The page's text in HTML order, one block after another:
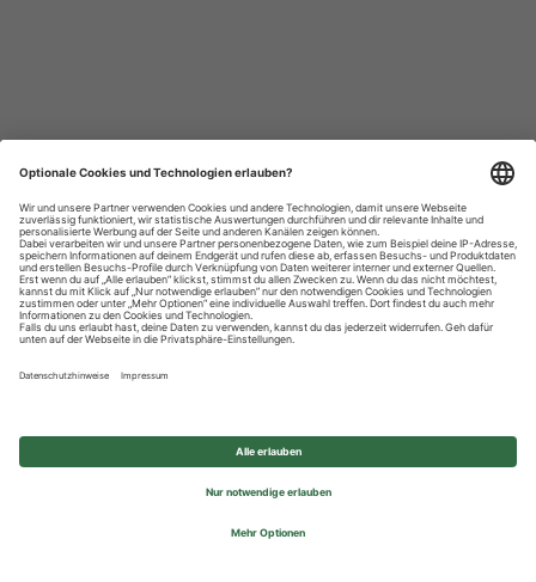
Datenschutzhinweise
Impressum
Privatsphäre-Einstellungen
© 2026 REWE Group - All rights reserved